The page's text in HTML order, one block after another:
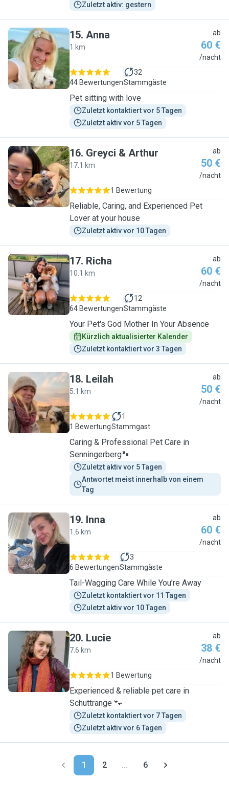
Zuletzt aktiv: gestern
A
15. Anna
1 km
ab
60 €
/nacht
44 Bewertungen
32
Stammgäste
Pet sitting with love
Zuletzt kontaktiert vor 5 Tagen
Zuletzt aktiv vor 5 Tagen
G
16. Greyci & Arthur
17.1 km
ab
50 €
/nacht
1 Bewertung
Reliable, Caring, and Experienced Pet
Lover at your house
Zuletzt aktiv vor 10 Tagen
R
17. Richa
10.1 km
ab
60 €
/nacht
64 Bewertungen
12
Stammgäste
Your Pet's God Mother In Your Absence
Kürzlich aktualisierter Kalender
Zuletzt kontaktiert vor 3 Tagen
L
18. Leilah
5.1 km
ab
50 €
/nacht
1 Bewertung
1
Stammgast
Caring & Professional Pet Care in
Senningerberg🐾
Zuletzt aktiv vor 5 Tagen
Antwortet meist innerhalb von einem
Tag
I
19. Inna
1.6 km
ab
60 €
/nacht
6 Bewertungen
3
Stammgäste
Tail-Wagging Care While You’re Away
Zuletzt kontaktiert vor 11 Tagen
Zuletzt aktiv vor 10 Tagen
L
20. Lucie
7.6 km
ab
38 €
/nacht
1 Bewertung
Experienced & reliable pet care in
Schuttrange 🐾
Zuletzt kontaktiert vor 7 Tagen
Zuletzt aktiv vor 6 Tagen
1 2 ... 6